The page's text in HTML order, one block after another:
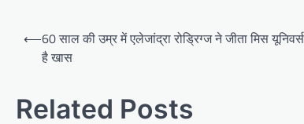
Post
navigation
⟵60 साल की उम्र में एलेजांद्रा रोड्रिग्ज ने जीता मिस
है खास
Related Posts